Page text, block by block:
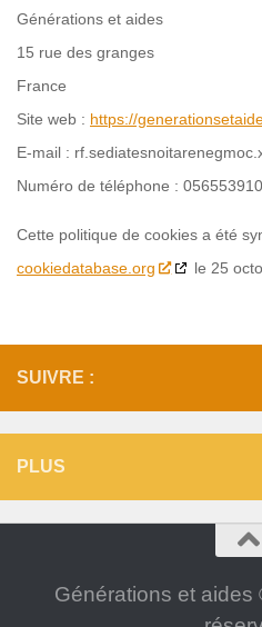
Générations et aides
15 rue des granges
France
Site web : https://
E-mail : generationsetaides.fr
Numéro de téléphone :
Cette politique de cookies a été
cookiedatabase.org
le 25
SUIVRE :
PLUS
Générations et aides